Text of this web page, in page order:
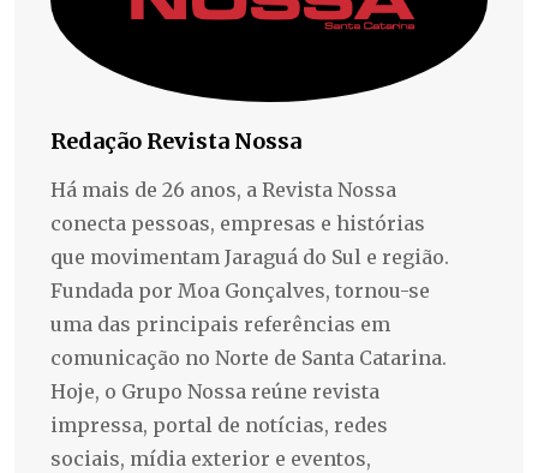
Redação Revista Nossa
Há mais de 26 anos, a Revista Nossa
conecta pessoas, empresas e histórias
que movimentam Jaraguá do Sul e região.
Fundada por Moa Gonçalves, tornou-se
uma das principais referências em
comunicação no Norte de Santa Catarina.
Hoje, o Grupo Nossa reúne revista
impressa, portal de notícias, redes
sociais, mídia exterior e eventos,